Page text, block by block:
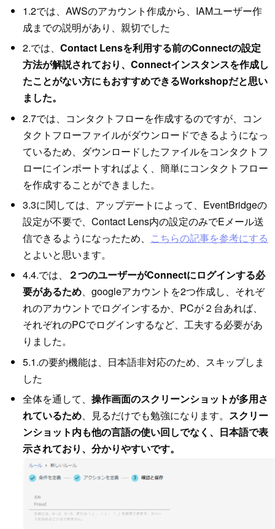
1.2では、AWSのアカウント作成から、IAMユーザー作
成までの説明があり、親切でした
2.では、 Contact Lensを利用する前のConnectの設定
方法が解説されており、Connectインスタンスを作成し
たことがない方にもおすすめできるWorkshopだと思い
ました。
2.7では、コンタクトフローを作成するのですが、コン
タクトフローファイルがダウンロードできるようになっ
ているため、ダウンロードしたファイルをコンタクトフ
ローにインポートすればよく、簡単にコンタクトフロー
を作成することができました。
3.3に関しては、アップデートによって、EventBridgeの
設定が不要で、Contact Lens内の設定のみでEメール送
信できるようになったため、 こちらの記事を参考にする
とよいと思います。
4.4.では、
２つのユーザーがConnectにログインする必
要があるため、googleアカウントを2つ作成し、それぞ
れのアカウントでログインするか、PCが２台あれば、
それぞれのPCでログインするなど、工夫する必要があ
りました。
5.1.の要約機能は、日本語非対応のため、スキップしま
した
全体を通して、 操作画面のスクリーンショットが多用さ
れているため、見るだけでも勉強になります。 スクリー
ンショット内も他の言語の使い回しでなく、日本語で表
示されており、分かりやすいです。